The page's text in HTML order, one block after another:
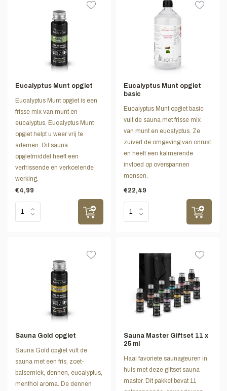
Eucalyptus Munt opgiet
Eucalyptus Munt opgiet is een
frisse mix van munt en
eucalyptus. Eucalyptus Munt
opgiet helpt u weer vrij te
ademen. Dit sauna
opgietmiddel heeft een
verfrissende en verkoelende
werking.
€4,99
Eucalyptus Munt opgiet
basic
Eucalyptus Munt opgiet basic
vult de sauna met frisse mix
van munt en eucalyptus. Ze
zuivert de omgeving van onrust
en heeft een kalmerende
invloed op overspannen
mensen.
€22,49
Sauna Gold opgiet
Sauna Gold opgiet vult de
sauna met een fris, zoet-
balsemiek, dennen, eucalyptus,
menthol aroma. De dennen
Sauna Master Giftset 11 x
25 ml
Haal favoriete saunageuren in
huis met deze giftset sauna
master. Dit pakket bevat 11